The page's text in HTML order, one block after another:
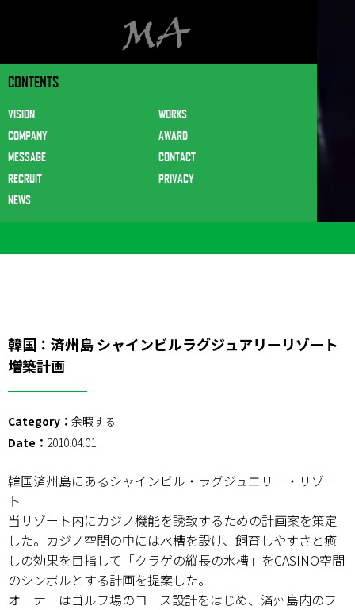
CONTENTS
VISION
COMPANY
MESSAGE
RECRUIT
NEWS
WORKS
AWARD
CONTACT
PRIVACY
韓国：済州島 シャインビルラグジュアリーリゾート
増築計画
Category： 余暇する
Date： 2010.04.01
韓国済州島にあるシャインビル・ラグジュエリー・リゾー
ト
当リゾート内にカジノ機能を誘致するための計画案を策定
した。カジノ空間の中には水槽を設け、飼育しやすさと癒
しの効果を目指して「クラゲの縦長の水槽」をCASINO空間
のシンボルとする計画を提案した。
オーナーはゴルフ場のコース設計をはじめ、済州島内のフ